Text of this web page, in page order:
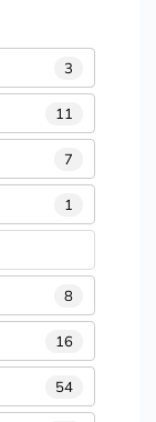
3
11
7
1
8
16
54